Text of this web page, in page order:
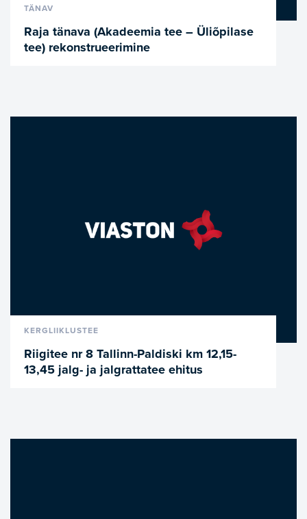
TÄNAV
Raja tänava (Akadeemia tee – Üliõpilase
tee) rekonstrueerimine
KERGLIIKLUSTEE
Riigitee nr 8 Tallinn-Paldiski km 12,15-
13,45 jalg- ja jalgrattatee ehitus